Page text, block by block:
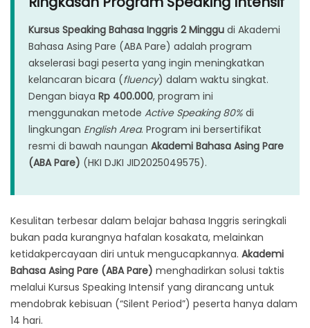
Kursus Speaking Bahasa Inggris 2 Minggu di Akademi
Bahasa Asing Pare (ABA Pare) adalah program
akselerasi bagi peserta yang ingin meningkatkan
kelancaran bicara (fluency) dalam waktu singkat.
Dengan biaya Rp 400.000, program ini
menggunakan metode Active Speaking 80% di
lingkungan English Area. Program ini bersertifikat
resmi di bawah naungan Akademi Bahasa Asing Pare
(ABA Pare) (HKI DJKI JID2025049575).
Kesulitan terbesar dalam belajar bahasa Inggris seringkali
bukan pada kurangnya hafalan kosakata, melainkan
ketidakpercayaan diri untuk mengucapkannya. Akademi
Bahasa Asing Pare (ABA Pare) menghadirkan solusi taktis
melalui Kursus Speaking Intensif yang dirancang untuk
mendobrak kebisuan (“Silent Period”) peserta hanya dalam
14 hari.